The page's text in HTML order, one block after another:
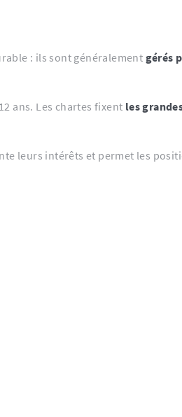
: ils sont généralement gérés
ans. Les chartes fixent les
leurs intérêts et permet les